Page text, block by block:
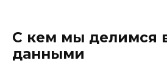
С кем мы делимся
данными